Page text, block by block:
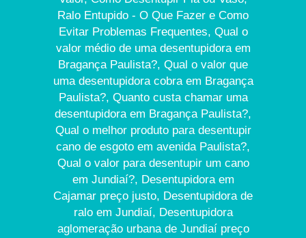
Ralo Entupido - O Que Fazer e Como
Evitar Problemas Frequentes, Qual o
valor médio de uma desentupidora em
Bragança Paulista?, Qual o valor que
uma desentupidora cobra em Bragança
Paulista?, Quanto custa chamar uma
desentupidora em Bragança Paulista?,
Qual o melhor produto para desentupir
cano de esgoto em avenida Paulista?,
Qual o valor para desentupir um cano
em Jundiaí?, Desentupidora em
Cajamar preço justo, Desentupidora de
ralo em Jundiaí, Desentupidora
aglomeração urbana de Jundiaí preço